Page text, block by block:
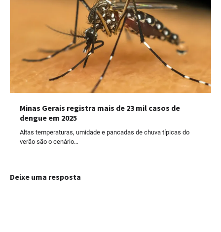
Minas Gerais registra mais de 23 mil casos de
dengue em 2025
Altas temperaturas, umidade e pancadas de chuva típicas do
verão são o cenário…
Deixe uma resposta